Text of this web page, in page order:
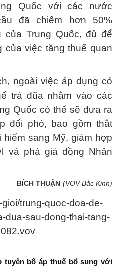
Quốc với các nước
đã chiếm hơn 50%
của Trung Quốc, đủ để
của việc tăng thuế quan
ngoài việc áp dụng có
trả đũa nhằm vào các
Quốc có thể ​​sẽ đưa ra
đối phó, bao gồm thắt
hiếm sang Mỹ, giảm hợp
và phá giá đồng Nhân
BÍCH THUẬN (VOV-Bắc Kinh)
trung-quoc-doa-de-
dua-sau-dong-thai-tang-
tuyên bố áp thuế bổ sung với